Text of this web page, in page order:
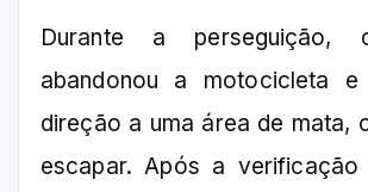
Durante a perseguição,
abandonou a motocicleta
direção a uma área de mata,
escapar. Após a